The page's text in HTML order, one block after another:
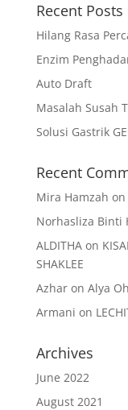
Recent Posts
Hilang Rasa
Enzim
Auto Draft
Masalah Susah
Solusi Gastrik
Recent
Mira Hamzah on
Norhasliza Binti
ALDITHAon
SHAKLEE
Azharon Alya
Armani on
Archives
June 2022
August 2021